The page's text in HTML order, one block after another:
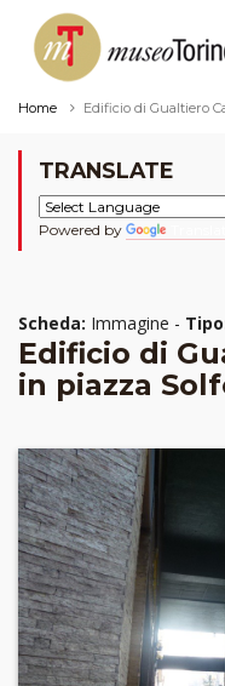
Home Edificio di Gualtiero
TRANSLATE
Powered by
Scheda: Immagine -
Edificio di
in piazza